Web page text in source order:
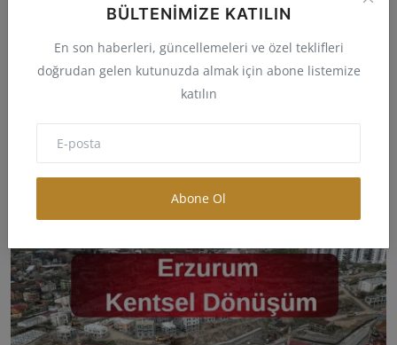
BÜLTENIMIZE KATILIN
En son haberleri, güncellemeleri ve özel teklifleri
doğrudan gelen kutunuzda almak için abone listemize
katılın
Abone Ol
Adapazarı Belediyesi Mayıs Ayı Meclis Toplantısında
Ken...